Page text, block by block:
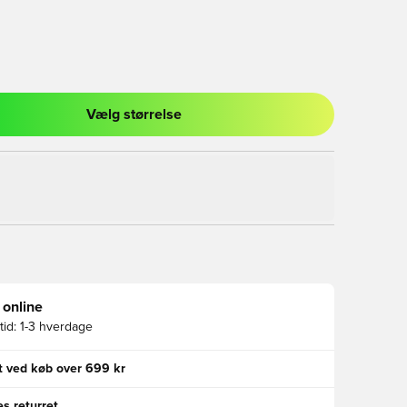
til at logge ind eller tilmelde dig som medlem
Vælg størrelse
online
1-3 hverdage
ved køb over 699 kr